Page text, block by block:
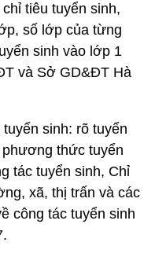
tiêu tuyển sinh,
số lớp của từng
sinh vào lớp 1
và Sở GD&ĐT Hà
sinh: rõ tuyển
thức tuyển
tác tuyển sinh, Chỉ
xã, thị trấn và các
công tác tuyển sinh